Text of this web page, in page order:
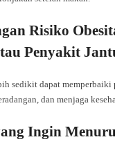
Risiko
Penyakit
sedikit dapat
dan menjaga
Ingin